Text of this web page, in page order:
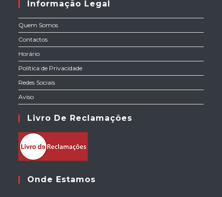
Informação Legal
Quem Somos
Contactos
Horário
Política de Privacidade
Redes Sociais
Aviso
Livro De Reclamações
Onde Estamos